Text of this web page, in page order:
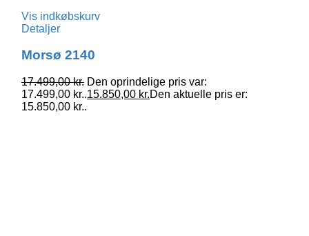
Vis indkøbskurv
Detaljer
Morsø 2140
17.499,00kr. Den oprindelige pris var:
17.499,00 kr..15.850,00 kr.Den aktuelle pris er:
15.850,00 kr..